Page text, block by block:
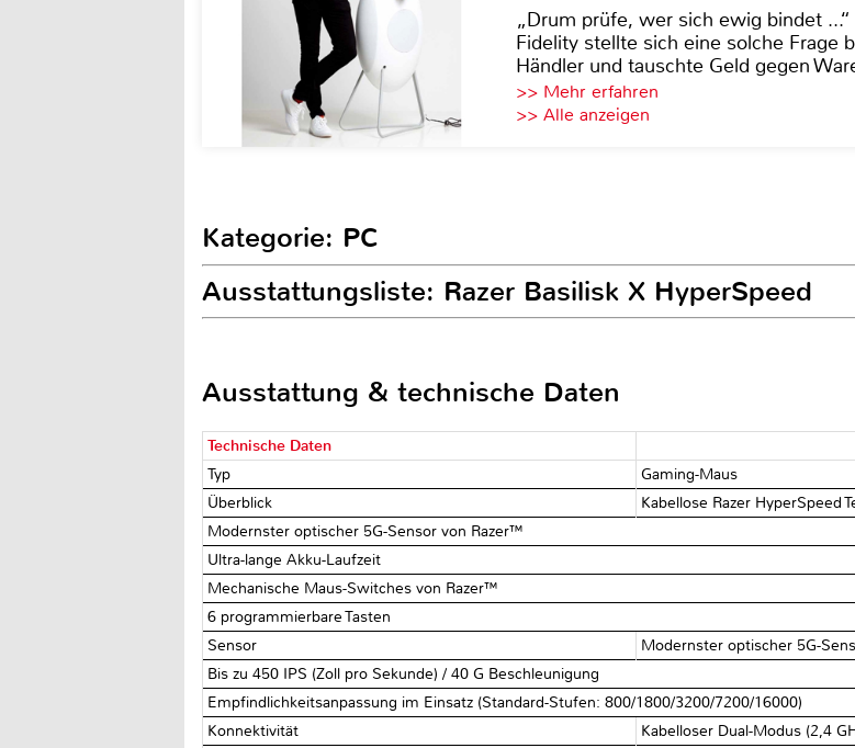
„Drum prüfe, wer sich ewig bindet
Fidelity stellte sich eine solche Frage
Händler und tauschte Geld gegen
>> Mehr erfahren
>> Alle anzeigen
Kategorie: PC
Ausstattungsliste: Razer Basilisk X HyperSpeed
Ausstattung & technische Daten
Technische Daten
Typ
Gaming-Maus
Überblick
Kabellose Razer HyperSpeed
Modernster optischer 5G-Sensor von Razer™
Ultra-lange Akku-Laufzeit
Mechanische Maus-Switches von Razer™
6 programmierbare Tasten
Sensor
Modernster optischer 5G-
Bis zu 450 IPS (Zoll pro Sekunde) / 40 G Beschleunigung
Empfindlichkeitsanpassung im Einsatz (Standard-Stufen: 800/1800/3200/7200/16000)
Konnektivität
Kabelloser Dual-Modus (2,4